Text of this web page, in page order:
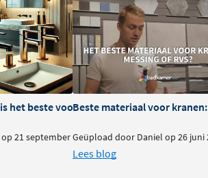
het beste voor je badkamer?
21 september
Beste materiaal voor kranen:
Geüpload door Daniel op 26 juni
Lees blog